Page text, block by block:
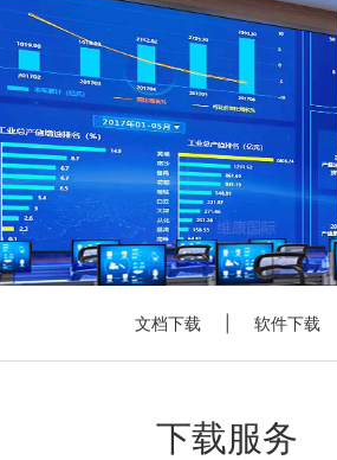
文档下载 软件下载
下载服务